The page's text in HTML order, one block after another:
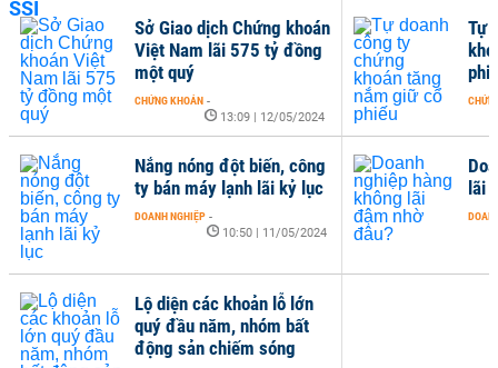
Sở Giao dịch Chứng khoán
Việt Nam lãi 575 tỷ đồng
một quý
CHỨNG KHOÁN -
13:09 | 12/05/2024
Nắng nóng đột biến, công
ty bán máy lạnh lãi kỷ lục
DOANH NGHIỆP -
10:50 | 11/05/2024
Tự
lãi
Lộ diện các khoản lỗ lớn
quý đầu năm, nhóm bất
động sản chiếm sóng